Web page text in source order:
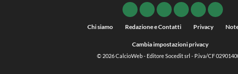
Chi siamo Redazione e Contatti Privacy
Cambia impostazioni privacy
© 2026CalcioWeb- Editore Socedit srl - P.iva/CF